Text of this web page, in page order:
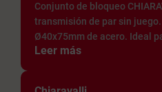
Conjunto de bloqueo
transmisión de par sin
Ø40x75mm de acero. Ideal
Leer más